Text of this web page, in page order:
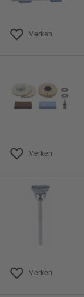
Merken
Merken
Merken